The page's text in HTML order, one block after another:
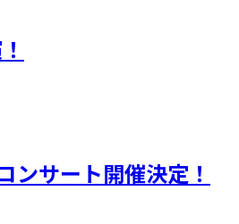
サート開催決定！